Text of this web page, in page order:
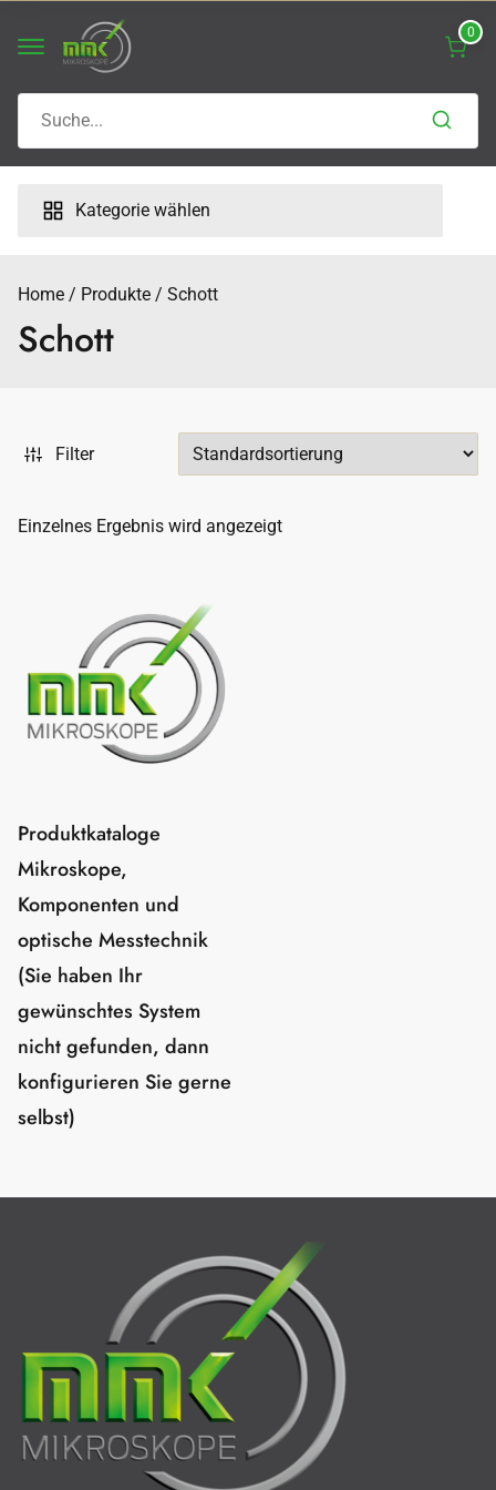
0
for:
Kategorie wählen
Home Produkte Schott
Schott
Filter
Einzelnes Ergebnis wird angezeigt
Produktkataloge
Mikroskope,
Komponenten und
optische Messtechnik
(Sie haben Ihr
gewünschtes System
nicht gefunden, dann
konfigurieren Sie gerne
selbst)